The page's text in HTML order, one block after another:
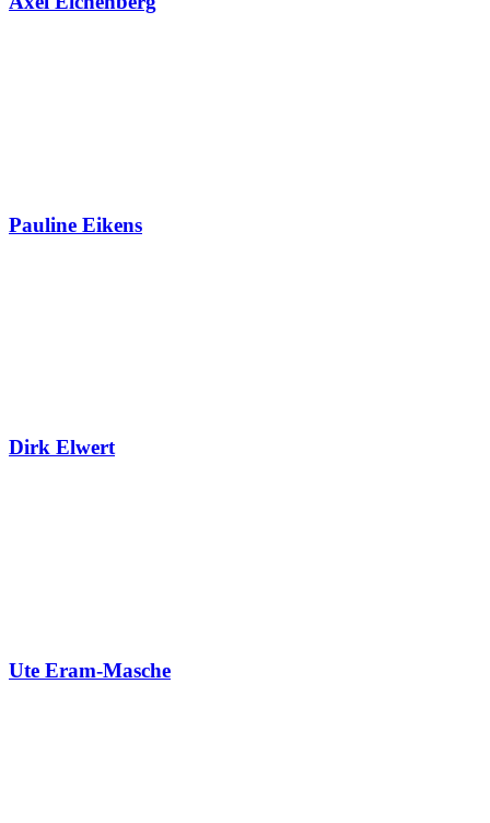
Pauline Eikens
Dirk Elwert
Ute Eram-Masche